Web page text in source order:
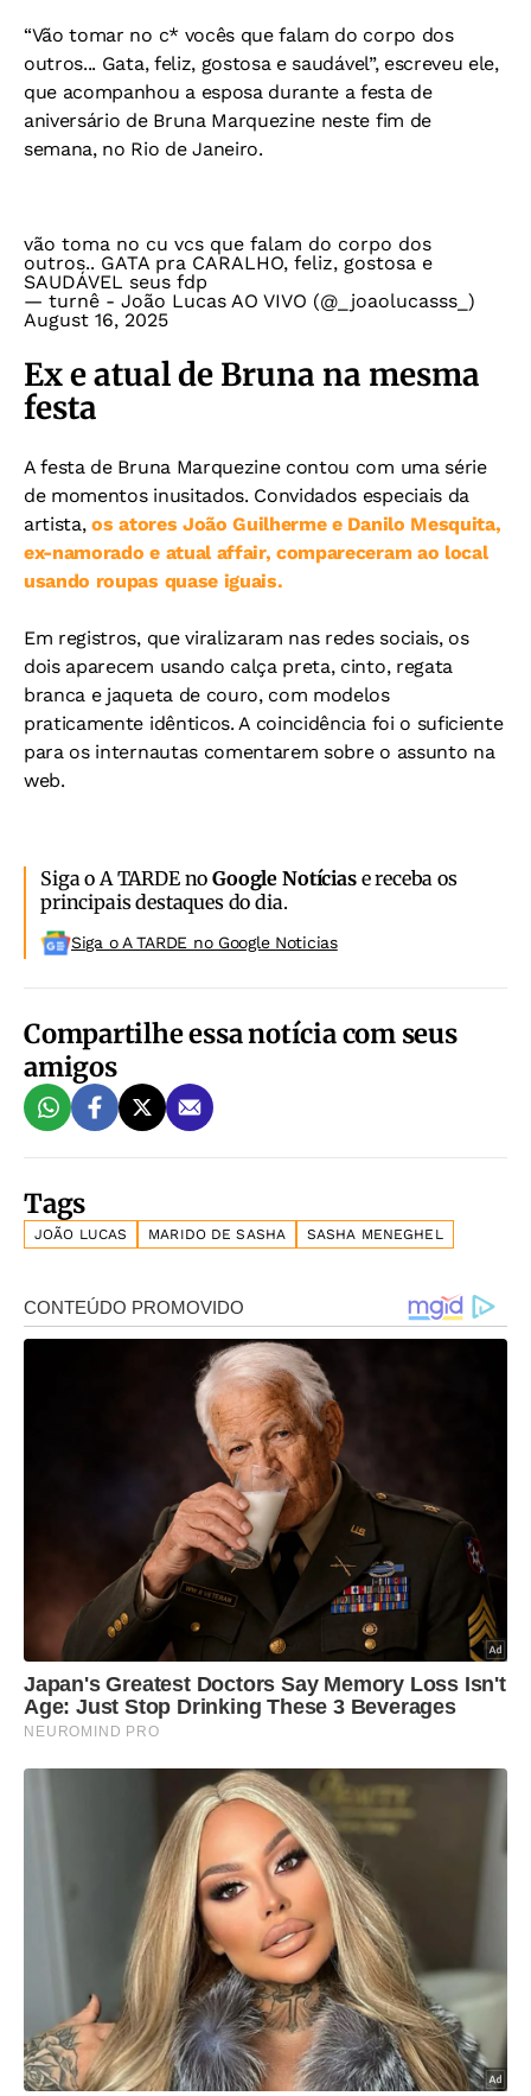
“Vão tomar no c* vocês que falam do corpo dos
outros... Gata, feliz, gostosa e saudável”, escreveu ele,
que acompanhou a esposa durante a festa de
aniversário de Bruna Marquezine neste fim de
semana, no Rio de Janeiro.
vão toma no cu vcs que falam do corpo dos
outros.. GATA pra CARALHO, feliz, gostosa e
SAUDÁVEL seus fdp
— turnê - João Lucas AO VIVO (@_joaolucasss_)
August 16, 2025
Ex e atual de Bruna na mesma
festa
A festa de Bruna Marquezine contou com uma série
de momentos inusitados. Convidados especiais da
artista,os atores João Guilherme e Danilo Mesquita,
ex-namorado e atual affair, compareceram ao local
usando roupas quase iguais.
Em registros, que viralizaram nas redes sociais, os
dois aparecem usando calça preta, cinto, regata
branca e jaqueta de couro, com modelos
praticamente idênticos. A coincidência foi o suficiente
para os internautas comentarem sobre o assunto na
web.
Siga o A TARDE noGoogle Notíciase receba os
principais destaques do dia.
Siga o A TARDE no Google Noticias
Compartilhe essa notícia com seus
amigos
Tags
JOÃO LUCAS MARIDO DE SASHA SASHA MENEGHEL